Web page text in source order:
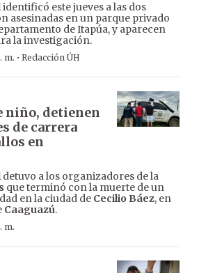
identificó este jueves a las dos
asesinadas en un parque privado
de Itapúa, y aparecen
la investigación.
m. · Redacción ÚH
niño, detienen
de carrera
en
detuvo a los organizadores de la
que terminó con la muerte de un
en la ciudad de Cecilio Báez, en
Caaguazú.
m.